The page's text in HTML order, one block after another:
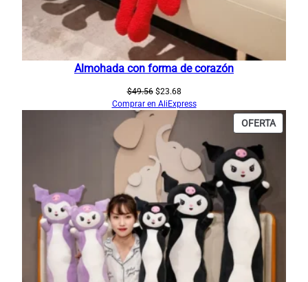
Almohada con forma de corazón
$49.56 El
precio
original
era:
$49.56.
$23.68El
precio
$23.68.
Comprar en AliExpress
OFERTA
EN